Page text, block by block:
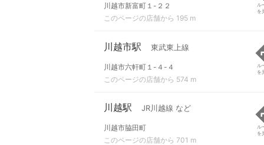
川越市新富町１-２２
このページの店舗から 195 m
ル
を
川越市駅 東武東上線
川越市六軒町１-４-４
このページの店舗から 574 m
ル
を
川越駅 JR川越線 など
川越市脇田町
このページの店舗から 701 m
ル
を